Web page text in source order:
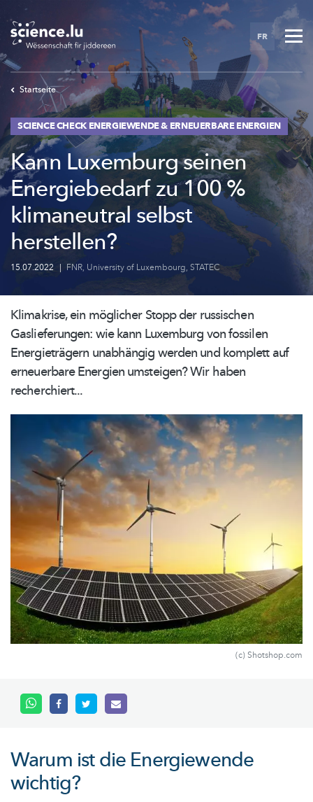
to
main
content
FR
Startseite
SCIENCE CHECK ENERGIEWENDE & ERNEUERBARE ENERGIEN
Kann Luxemburg seinen
Energiebedarf zu 100 %
klimaneutral selbst
herstellen?
15.07.2022 | FNR, University of Luxembourg, STATEC
Klimakrise, ein möglicher Stopp der russischen
Gaslieferungen: wie kann Luxemburg von fossilen
Energieträgern unabhängig werden und komplett auf
erneuerbare Energien umsteigen? Wir haben
recherchiert...
(c) Shotshop.com
Warum ist die Energiewende
wichtig?